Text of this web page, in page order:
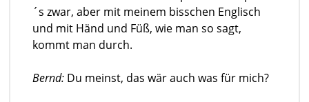
´s zwar, aber mit meinem bisschen Englisch
und mit Händ und Füß, wie man so sagt,
kommt man durch.
Bernd:Du meinst, das wär auch was für mich?